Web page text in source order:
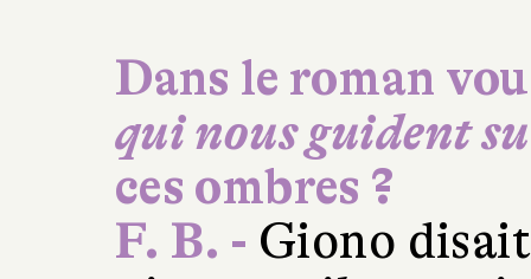
Dans le roman
qui nous guident
ces ombres ?
F. B. - Giono